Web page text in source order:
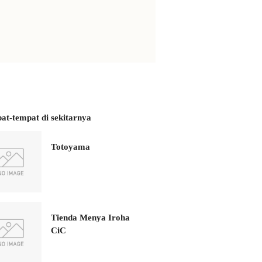
tempat di sekitarnya
Totoyama
Tienda Menya Iroha
CiC